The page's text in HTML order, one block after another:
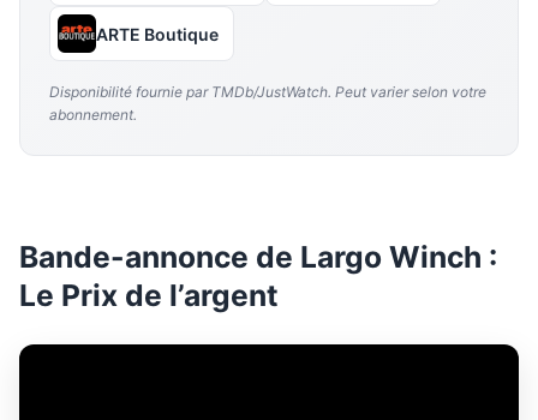
ARTE Boutique
Disponibilité fournie par TMDb/JustWatch. Peut varier selon votre
abonnement.
Bande-annonce de Largo Winch :
Le Prix de l’argent